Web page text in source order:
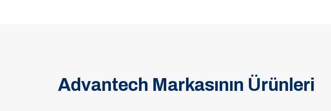
Advantech Markasının Ürünleri